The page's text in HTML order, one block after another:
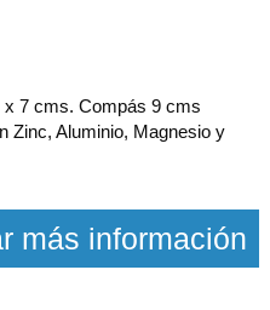
7 cms. Compás 9 cms
Zinc, Aluminio, Magnesio y
más información